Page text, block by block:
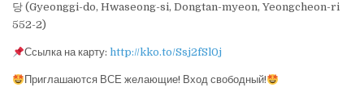
당 (Gyeonggi-do, Hwaseong-si, Dongtan-myeon, Yeongcheon-ri
552-2)
Ссылка на карту: http://kko.to/Ssj2fSl0j
Приглашаются ВСЕ желающие! Вход свободный!